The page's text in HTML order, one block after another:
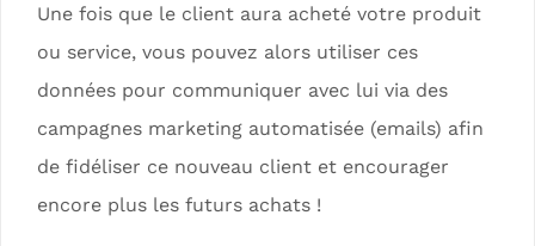
Une fois que le client aura acheté votre produit
ou service, vous pouvez alors utiliser ces
données pour communiquer avec lui via des
campagnes marketing automatisée (emails) afin
de fidéliser ce nouveau client et encourager
encore plus les futurs achats !